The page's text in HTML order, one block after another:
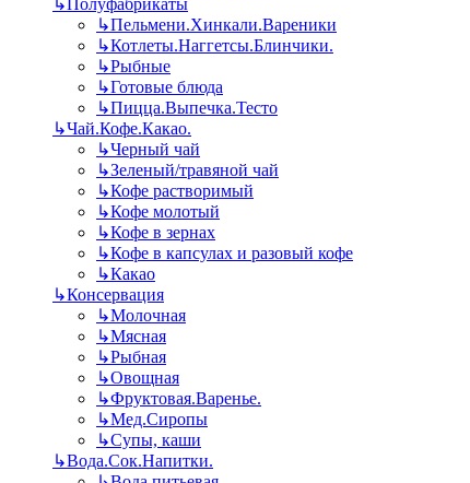
↳Пельмени.Хинкали.Вареники
↳Котлеты.Наггетсы.Блинчики.
↳Рыбные
↳Готовые блюда
↳Пицца.Выпечка.Тесто
↳Чай.Кофе.Какао.
↳Черный чай
↳Зеленый/травяной чай
↳Кофе растворимый
↳Кофе молотый
↳Кофе в зернах
↳Кофе в капсулах и разовый кофе
↳Какао
↳Консервация
↳Молочная
↳Мясная
↳Рыбная
↳Овощная
↳Фруктовая.Варенье.
↳Мед.Сиропы
↳Супы, каши
↳Вода.Сок.Напитки.